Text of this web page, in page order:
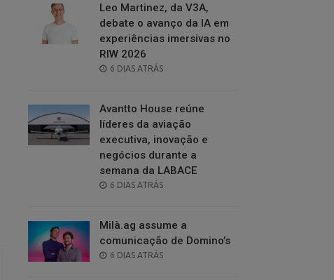
Leo Martinez, da V3A,
debate o avanço da IA em
experiências imersivas no
RIW 2026
POSTED
6 DIAS ATRÁS
Avantto House reúne
líderes da aviação
executiva, inovação e
negócios durante a
semana da LABACE
POSTED
6 DIAS ATRÁS
Milà.ag assume a
comunicação de Domino’s
POSTED
6 DIAS ATRÁS